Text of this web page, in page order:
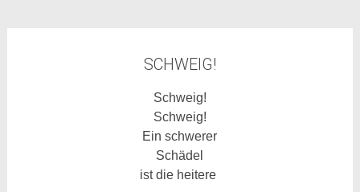
SCHWEIG!
Schweig!
Schweig!
Ein schwerer
Schädel
ist die heitere